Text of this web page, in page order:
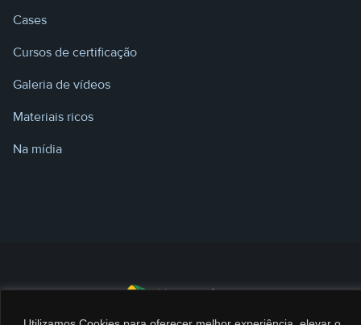
Cases
Cursos de certificação
Galeria de vídeos
Materiais ricos
Na mídia